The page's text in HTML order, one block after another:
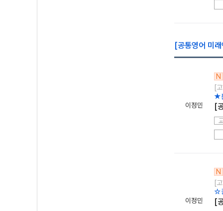
[공통영어 미
이정민
N
[
★
[
이정민
N
[
☆
[